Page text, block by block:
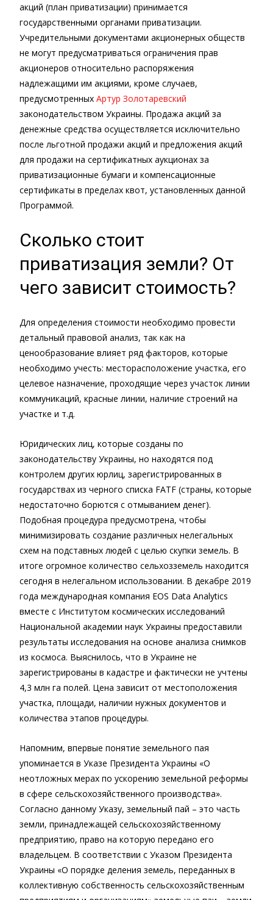
акций (план приватизации) принимается
государственными органами приватизации.
Учредительными документами акционерных обществ
не могут предусматриваться ограничения прав
акционеров относительно распоряжения
надлежащими им акциями, кроме случаев,
предусмотренных Артур Золотаревский
законодательством Украины. Продажа акций за
денежные средства осуществляется исключительно
после льготной продажи акций и предложения акций
для продажи на сертификатных аукционах за
приватизационные бумаги и компенсационные
сертификаты в пределах квот, установленных данной
Программой.
Сколько стоит
приватизация земли? От
чего зависит стоимость?
Для определения стоимости необходимо провести
детальный правовой анализ, так как на
ценообразование влияет ряд факторов, которые
необходимо учесть: месторасположение участка, его
целевое назначение, проходящие через участок линии
коммуникаций, красные линии, наличие строений на
участке и т.д.
Юридических лиц, которые созданы по
законодательству Украины, но находятся под
контролем других юрлиц, зарегистрированных в
государствах из черного списка FATF (страны, которые
недостаточно борются с отмыванием денег).
Подобная процедура предусмотрена, чтобы
минимизировать создание различных нелегальных
схем на подставных людей с целью скупки земель. В
итоге огромное количество сельхозземель находится
сегодня в нелегальном использовании. В декабре 2019
года международная компания EOS Data Analytics
вместе с Институтом космических исследований
Национальной академии наук Украины предоставили
результаты исследования на основе анализа снимков
из космоса. Выяснилось, что в Украине не
зарегистрированы в кадастре и фактически не учтены
4,3 млн га полей. Цена зависит от местоположения
участка, площади, наличии нужных документов и
количества этапов процедуры.
Напомним, впервые понятие земельного пая
упоминается в Указе Президента Украины «О
неотложных мерах по ускорению земельной реформы
в сфере сельскохозяйственного производства».
Согласно данному Указу, земельный пай – это часть
земли, принадлежащей сельскохозяйственному
предприятию, право на которую передано его
владельцем. В соответствии с Указом Президента
Украины «О порядке деления земель, переданных в
коллективную собственность сельскохозяйственным